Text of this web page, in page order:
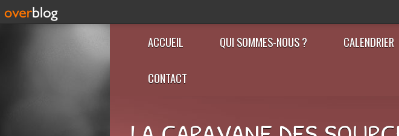
ACCUEIL QUI SOMMES-NOUS ? CALENDRIER
CONTACT